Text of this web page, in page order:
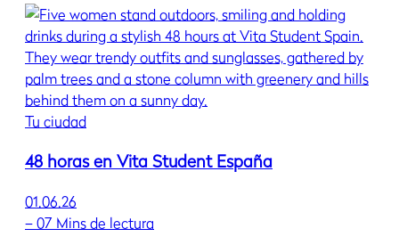
Tu ciudad
48 horas en Vita Student España
01.06.26
–07 Mins de lectura